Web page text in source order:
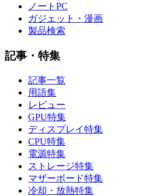
ノートPC
ガジェット・漫画
製品検索
記事・特集
記事一覧
用語集
レビュー
GPU特集
ディスプレイ特集
CPU特集
電源特集
ストレージ特集
マザーボード特集
冷却・放熱特集